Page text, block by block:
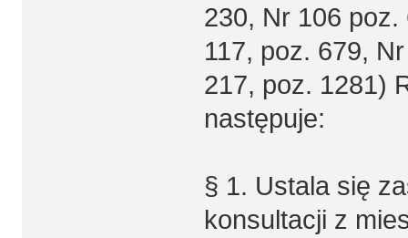
230, Nr 106 poz.
117, poz. 679,
217, poz. 1281)
następuje:
§ 1. Ustala się
konsultacji z